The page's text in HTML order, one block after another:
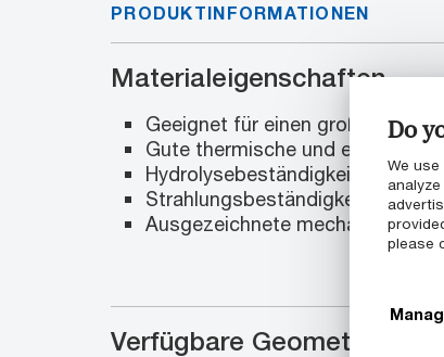
Do
We
please
PRODUKTINFORMATIONEN
Materialeigenschaften
Geeignet für einen großen
Gute thermische und elektrische
Hydrolysebeständigkeit
Strahlungsbeständigkeit
Ausgezeichnete mechanische
Verfügbare Geometrien